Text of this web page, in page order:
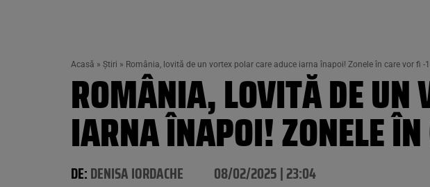
Acasă » Știri » România, lovită de un vortex polar care aduce iarna înapoi! Zonele în care vor fi -
ROMÂNIA, LOVITĂ DE UN
IARNA ÎNAPOI! ZONELE ÎN
DE:DENISA IORDACHE 08/02/2025 | 23:04